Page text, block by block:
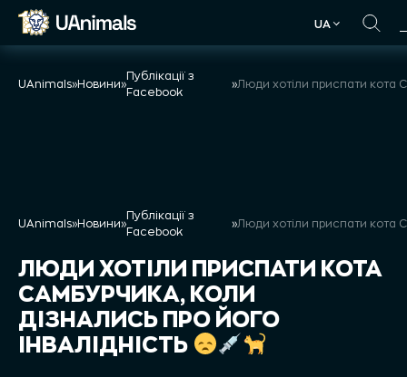
Skip
UA
UAnimals»Новини»
Публікації з
Facebook
»
UAnimals»Новини»
Публікації з
Facebook
»
ЛЮДИ ХОТІЛИ ПРИСПАТИ КОТА
САМБУРЧИКА, КОЛИ
ДІЗНАЛИСЬ ПРО ЙОГО
ІНВАЛІДНІСТЬ